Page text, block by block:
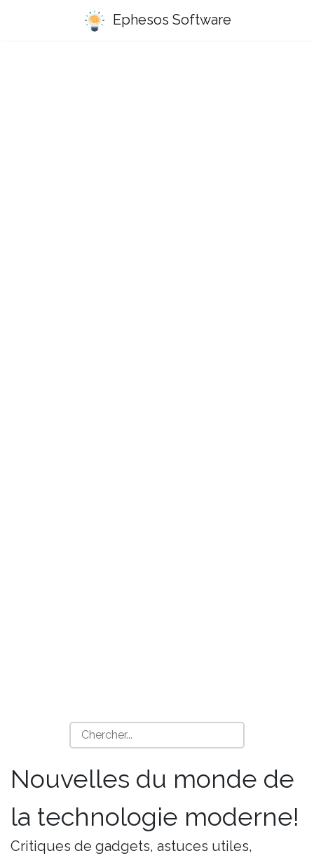
Ephesos Software
Nouvelles du monde de
la technologie moderne!
Critiques de gadgets, astuces utiles,